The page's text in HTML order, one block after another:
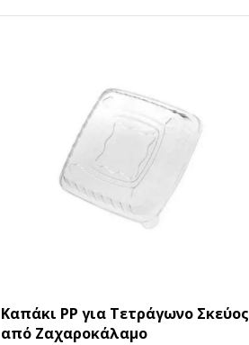
Καπάκι PP για Τετράγωνο Σκεύος
από Ζαχαροκάλαμο